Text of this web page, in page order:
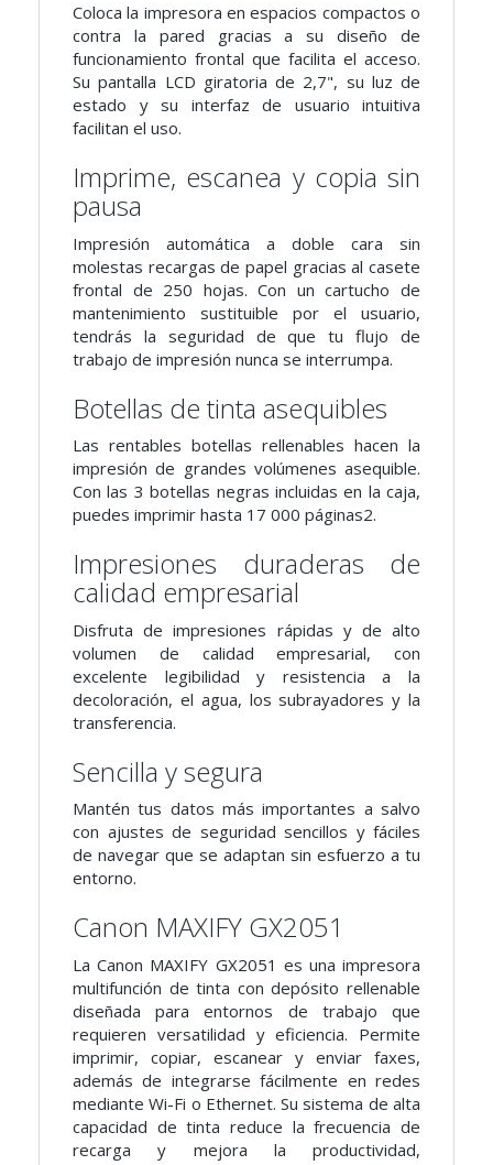
Coloca la impresora en espacios compactos o
contra la pared gracias a su diseño de
funcionamiento frontal que facilita el acceso.
Su pantalla LCD giratoria de 2,7", su luz de
estado y su interfaz de usuario intuitiva
facilitan el uso.
Imprime, escanea y copia sin
pausa
Impresión automática a doble cara sin
molestas recargas de papel gracias al casete
frontal de 250 hojas. Con un cartucho de
mantenimiento sustituible por el usuario,
tendrás la seguridad de que tu flujo de
trabajo de impresión nunca se interrumpa.
Botellas de tinta asequibles
Las rentables botellas rellenables hacen la
impresión de grandes volúmenes asequible.
Con las 3 botellas negras incluidas en la caja,
puedes imprimir hasta 17 000 páginas2.
Impresiones duraderas de
calidad empresarial
Disfruta de impresiones rápidas y de alto
volumen de calidad empresarial, con
excelente legibilidad y resistencia a la
decoloración, el agua, los subrayadores y la
transferencia.
Sencilla y segura
Mantén tus datos más importantes a salvo
con ajustes de seguridad sencillos y fáciles
de navegar que se adaptan sin esfuerzo a tu
entorno.
Canon MAXIFY GX2051
La Canon MAXIFY GX2051 es una impresora
multifunción de tinta con depósito rellenable
diseñada para entornos de trabajo que
requieren versatilidad y eficiencia. Permite
imprimir, copiar, escanear y enviar faxes,
además de integrarse fácilmente en redes
mediante Wi-Fi o Ethernet. Su sistema de alta
capacidad de tinta reduce la frecuencia de
recarga y mejora la productividad,